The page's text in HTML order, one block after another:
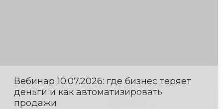
Вебинар 10.07.2026: где бизнес теряет
деньги и как автоматизировать
продажи